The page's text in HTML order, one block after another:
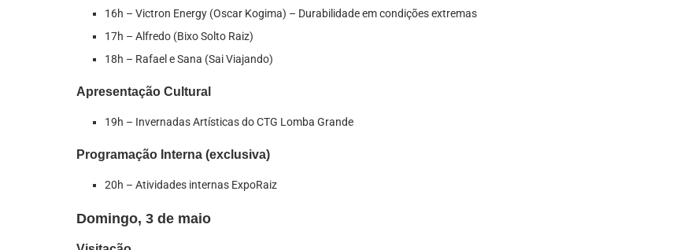
16h – Victron Energy (Oscar Kogima) – Durabilidade em condições extremas
17h – Alfredo (Bixo Solto Raiz)
18h – Rafael e Sana (Sai Viajando)
Apresentação Cultural
19h – Invernadas Artísticas do CTG Lomba Grande
Programação Interna (exclusiva)
20h – Atividades internas ExpoRaiz
Domingo, 3 de maio